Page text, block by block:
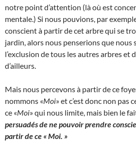
notre point d’attention (là où est
mentale.) Si nous pouvions, par
conscient à partir de cet arbre qui se
jardin, alors nous penserions que nous
l’exclusion de tous les autres arbres et
d’ailleurs.
Mais nous percevons à partir de ce
nommons «Moi» et c’est donc non pas
ce «Moi» qui nous limite, mais bien le
persuadés de ne pouvoir prendre
partir de ce « Moi. »